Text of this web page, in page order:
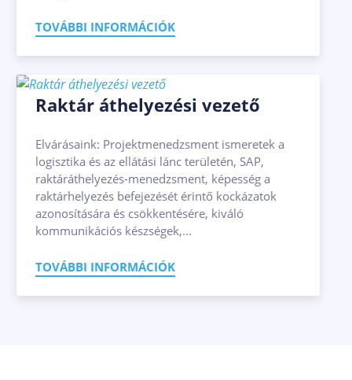
TOVÁBBI INFORMÁCIÓK
Raktár áthelyezési vezető
Elvárásaink: Projektmenedzsment ismeretek a
logisztika és az ellátási lánc területén, SAP,
raktáráthelyezés-menedzsment, képesség a
raktárhelyezés befejezését érintő kockázatok
azonosítására és csökkentésére, kiváló
kommunikációs készségek,...
TOVÁBBI INFORMÁCIÓK